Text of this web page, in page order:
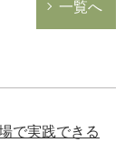
一覧へ
で実践できる